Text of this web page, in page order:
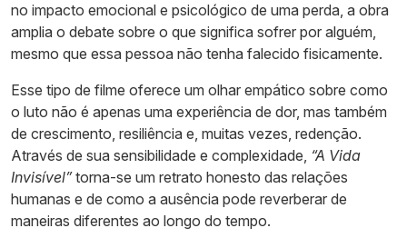
no impacto emocional e psicológico de uma perda, a obra
amplia o debate sobre o que significa sofrer por alguém,
mesmo que essa pessoa não tenha falecido fisicamente.
Esse tipo de filme oferece um olhar empático sobre como
o luto não é apenas uma experiência de dor, mas também
de crescimento, resiliência e, muitas vezes, redenção.
Através de sua sensibilidade e complexidade, “A Vida
Invisível”torna-se um retrato honesto das relações
humanas e de como a ausência pode reverberar de
maneiras diferentes ao longo do tempo.